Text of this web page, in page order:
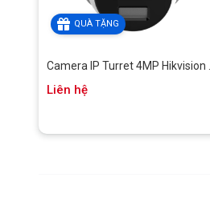
QUÀ TẶNG
Camera IP Turret 4MP Hikvision ...
Liên hệ